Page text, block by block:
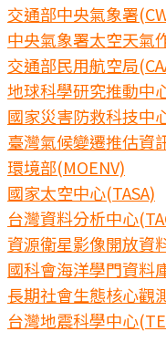
交通部中央氣象署
中央氣象署太空天氣
交通部民用航空局
地球科學研究推動中
國家災害防救科技中
臺灣氣候變遷推估資
環境部(MOENV)
國家太空中心(TASA)
台灣資料分析中心
資源衛星影像開放資
國科會海洋學門資料
長期社會生態核心觀
台灣地震科學中心